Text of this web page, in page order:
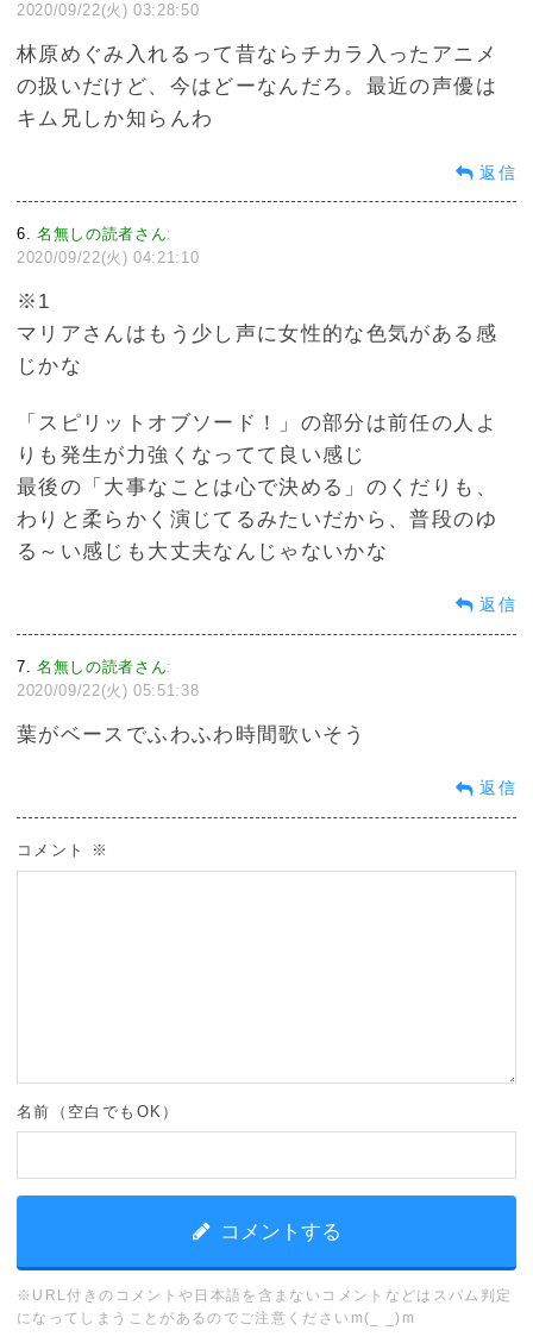
2020/09/22(火) 03:28:50
林原めぐみ入れるって昔ならチカラ入ったアニメ
の扱いだけど、今はどーなんだろ。最近の声優は
キム兄しか知らんわ
返信
6 名無しの読者さん:
2020/09/22(火) 04:21:10
※1
マリアさんはもう少し声に女性的な色気がある感
じかな
「スピリットオブソード！」の部分は前任の人よ
りも発生が力強くなってて良い感じ
最後の「大事なことは心で決める」のくだりも、
わりと柔らかく演じてるみたいだから、普段のゆ
る～い感じも大丈夫なんじゃないかな
返信
7 名無しの読者さん:
2020/09/22(火) 05:51:38
葉がベースでふわふわ時間歌いそう
返信
コメント ※
名前（空白でもOK）
※URL付きのコメントや日本語を含まないコメントなどはスパム判定
になってしまうことがあるのでご注意くださいm(_ _)m